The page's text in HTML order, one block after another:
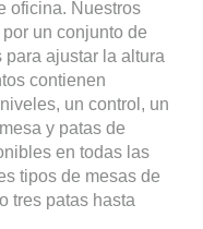
oficina. Nuestros
un conjunto de
ajustar la altura
contienen
un control, un
y patas de
en todas las
tipos de mesas de
tres patas hasta